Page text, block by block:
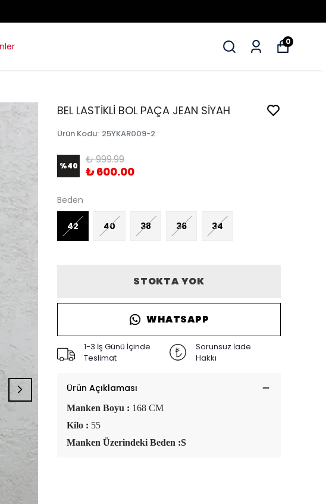
0
BEL LASTİKLİ BOL PAÇA JEAN SİYAH
Ürün Kodu: 25YKAR009-2
%40 ₺ 999.99
₺ 600.00
Beden
42 40 38 36 34
STOKTA YOK
WHATSAPP
1-3 İş Günü İçinde
Teslimat
Sorunsuz İade
Hakkı
Ürün Açıklaması
Manken Boyu : 168 CM
Kilo : 55
Manken Üzerindeki Beden :S